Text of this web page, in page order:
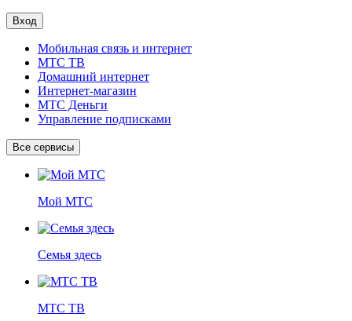
Вход
Мобильная связь и интернет
МТС ТВ
Домашний интернет
Интернет-магазин
МТС Деньги
Управление подписками
Все сервисы
Мой МТС
Семья здесь
МТС ТВ